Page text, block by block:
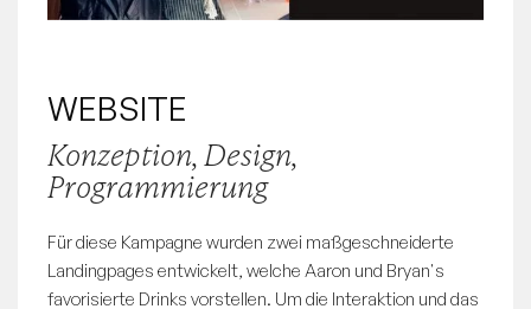
WEBSITE
Konzeption, Design,
Programmierung
Für diese Kampagne wurden zwei maßgeschneiderte
Landingpages entwickelt, welche Aaron und Bryan's
favorisierte Drinks vorstellen. Um die Interaktion und das